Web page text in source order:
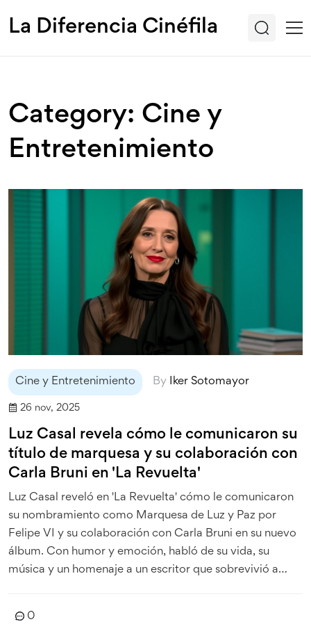
La Diferencia Cinéfila
Category: Cine y
Entretenimiento
Cine y Entretenimiento By Iker Sotomayor
26 nov, 2025
Luz Casal revela cómo le comunicaron su
título de marquesa y su colaboración con
Carla Bruni en 'La Revuelta'
Luz Casal reveló en 'La Revuelta' cómo le comunicaron
su nombramiento como Marquesa de Luz y Paz por
Felipe VI y su colaboración con Carla Bruni en su nuevo
álbum. Con humor y emoción, habló de su vida, su
música y un homenaje a un escritor que sobrevivió a
0